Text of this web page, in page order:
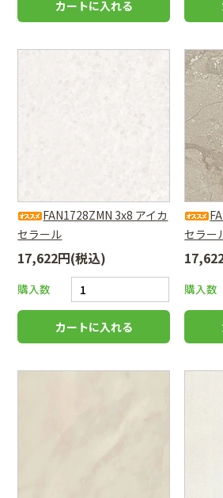
FAN1728ZMN 3x8 アイカ
セラール
17,622円(税込)
購入数
セラー
購入数